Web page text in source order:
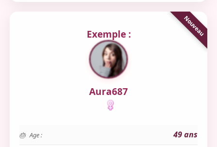
Exemple :
Aura687
Age : 49 ans